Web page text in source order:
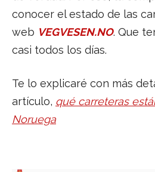
conocer el estado de las
web VEGVESEN.NO. Que
casi todos los días.
Te lo explicaré con más
artículo, qué carreteras
Noruega